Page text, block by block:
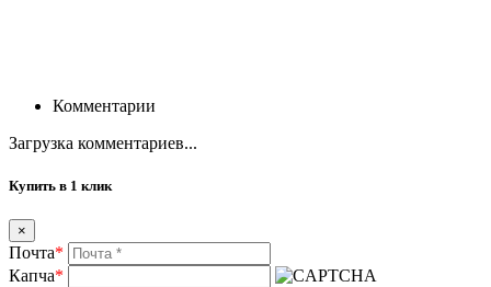
Комментарии
Загрузка комментариев...
Купить в 1 клик
×
Почта*
Капча*